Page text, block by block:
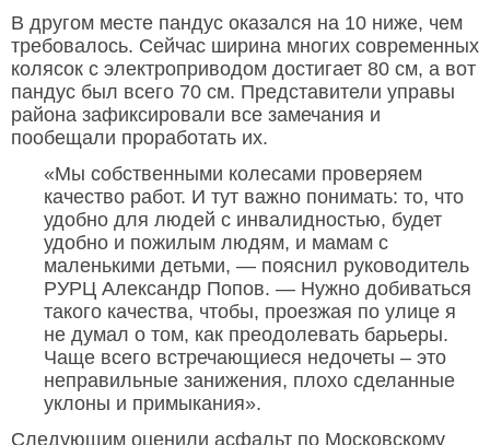
В другом месте пандус оказался на 10 ниже, чем
требовалось. Сейчас ширина многих современных
колясок с электроприводом достигает 80 см, а вот
пандус был всего 70 см. Представители управы
района зафиксировали все замечания и
пообещали проработать их.
«Мы собственными колесами проверяем
качество работ. И тут важно понимать: то, что
удобно для людей с инвалидностью, будет
удобно и пожилым людям, и мамам с
маленькими детьми, — пояснил руководитель
РУРЦ Александр Попов. — Нужно добиваться
такого качества, чтобы, проезжая по улице я
не думал о том, как преодолевать барьеры.
Чаще всего встречающиеся недочеты – это
неправильные занижения, плохо сделанные
уклоны и примыкания».
Следующим оценили асфальт по Московскому